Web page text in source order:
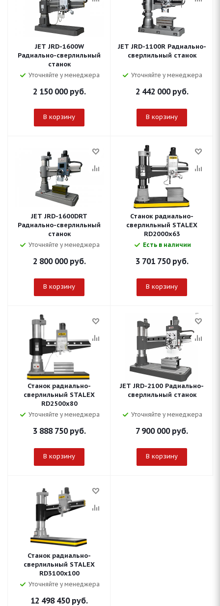
JET JRD-1600W
Радиально-сверлильный
станок
Уточняйте у менеджера
2 150 000руб.
В корзину
JET JRD-1100R Радиально-
сверлильный станок
Уточняйте у менеджера
2 442 000руб.
В корзину
JET JRD-1600DRT
Радиально-сверлильный
станок
Уточняйте у менеджера
2 800 000руб.
В корзину
Станок радиально-
сверлильный STALEX
RD2000x63
Есть в наличии
3 701 750руб.
В корзину
Станок радиально-
сверлильный STALEX
RD2500x80
Уточняйте у менеджера
3 888 750руб.
В корзину
JET JRD-2100 Радиально-
сверлильный станок
Уточняйте у менеджера
7 900 000руб.
В корзину
Станок радиально-
сверлильный STALEX
RD3100x100
Уточняйте у менеджера
12 498 450руб.